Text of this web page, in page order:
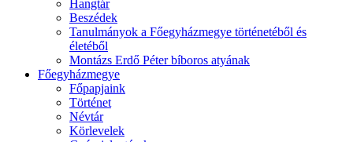
Hangtár
Beszédek
Tanulmányok a Főegyházmegye történetéből és
életéből
Montázs Erdő Péter bíboros atyának
Főegyházmegye
Főpapjaink
Történet
Névtár
Körlevelek